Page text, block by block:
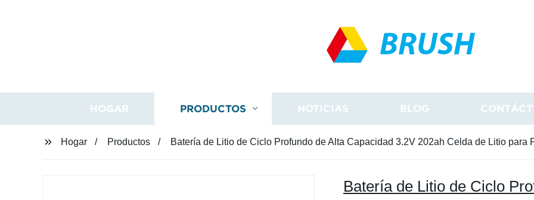
BRUSH
HOGAR PRODUCTOS NOTICIAS BLOG
Hogar Productos Batería de Litio de Ciclo Profundo de Alta Capacidad 3.2V 202ah Celda de Litio
Batería de Litio de Ciclo